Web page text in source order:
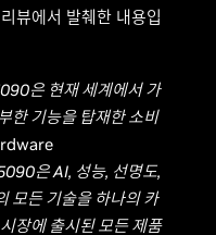
뷰에서 발췌한 내용입
은 현재 세계에서 가
한 기능을 탑재한 소비
은 AI, 성능, 선명도,
모든 기술을 하나의 카
장에 출시된 모든 제품